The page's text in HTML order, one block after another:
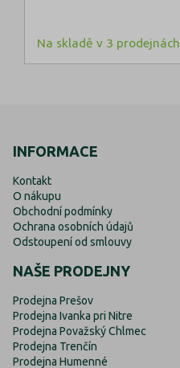
Na skladě v 3 prodejnách
INFORMACE
Kontakt
O nákupu
Obchodní podmínky
Ochrana osobních údajů
Odstoupení od smlouvy
NAŠE PRODEJNY
Prodejna Prešov
Prodejna Ivanka pri Nitre
Prodejna Považský Chlmec
Prodejna Trenčín
Prodejna Humenné